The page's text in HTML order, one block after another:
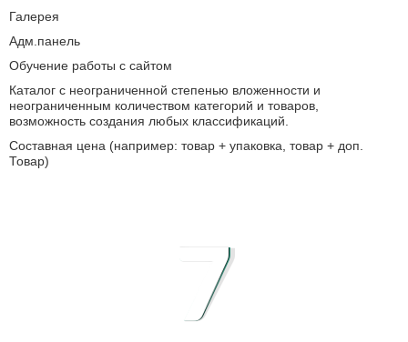
Галерея
Адм.панель
Обучение работы с сайтом
Каталог с неограниченной степенью вложенности и
неограниченным количеством категорий и товаров,
возможность создания любых классификаций.
Составная цена (например: товар + упаковка, товар + доп.
Товар)
Товары содержащие любые атрибуты, разные атрибуты
Настраиваемый алгоритм оплаты: банковские карты,
7